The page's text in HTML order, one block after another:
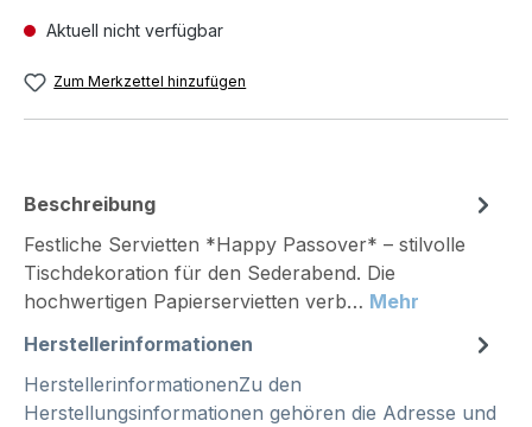
Aktuell nicht verfügbar
Zum Merkzettel hinzufügen
Beschreibung
Festliche Servietten *Happy Passover* – stilvolle
Tischdekoration für den Sederabend. Die
hochwertigen Papierservietten verb… Mehr
Herstellerinformationen
HerstellerinformationenZu den
Herstellungsinformationen gehören die Adresse und